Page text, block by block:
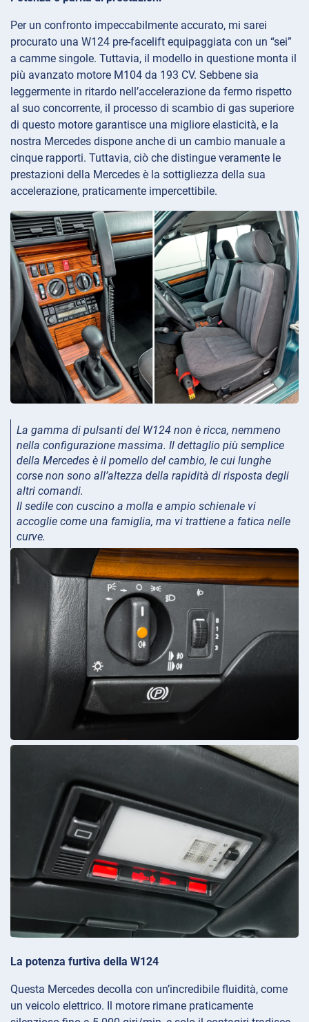
Per un confronto impeccabilmente accurato, mi sarei
procurato una W124 pre-facelift equipaggiata con un “sei”
a camme singole. Tuttavia, il modello in questione monta il
più avanzato motore M104 da 193 CV. Sebbene sia
leggermente in ritardo nell’accelerazione da fermo rispetto
al suo concorrente, il processo di scambio di gas superiore
di questo motore garantisce una migliore elasticità, e la
nostra Mercedes dispone anche di un cambio manuale a
cinque rapporti. Tuttavia, ciò che distingue veramente le
prestazioni della Mercedes è la sottigliezza della sua
accelerazione, praticamente impercettibile.
La gamma di pulsanti del W124 non è ricca, nemmeno
nella configurazione massima. Il dettaglio più semplice
della Mercedes è il pomello del cambio, le cui lunghe
corse non sono all’altezza della rapidità di risposta degli
altri comandi.
Il sedile con cuscino a molla e ampio schienale vi
accoglie come una famiglia, ma vi trattiene a fatica nelle
curve.
La potenza furtiva della W124
Questa Mercedes decolla con un’incredibile fluidità, come
un veicolo elettrico. Il motore rimane praticamente